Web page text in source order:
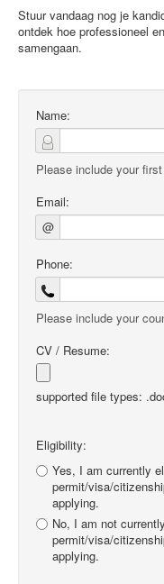
Stuur vandaag nog je
ontdek hoe professioneel
samengaan.
Name:
Please include your
Email:
@
Phone:
Please include your
CV / Resume:
supported file types:
Eligibility:
Yes, I am currently
permit/visa/
applying.
No, I am not
permit/visa/
applying.